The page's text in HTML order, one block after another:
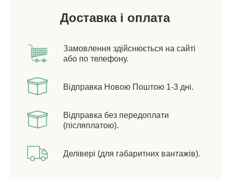
Доставка і оплата
Замовлення здійснюється на сайті
або по телефону.
Відправка Новою Поштою 1-3 дні.
Відправка без передоплати
(післяплатою).
Делівері (для габаритних вантажів).